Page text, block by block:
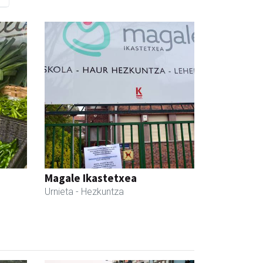
Magale Ikastetxea
Urnieta - Hezkuntza